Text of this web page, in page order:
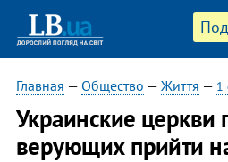
Главная — Общество — Життя — 1
Украинские церкви
верующих прийти